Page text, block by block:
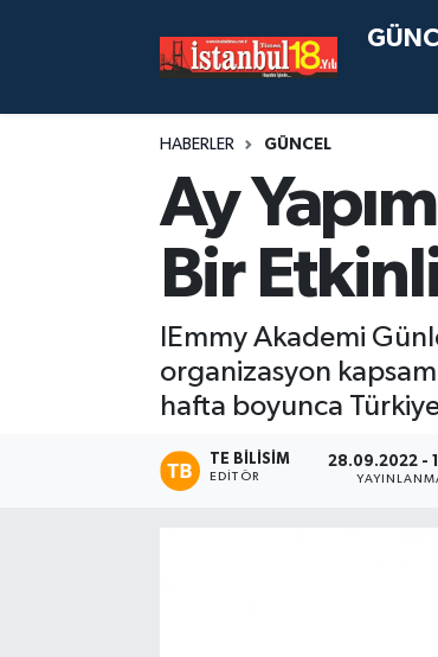
HABERLER GÜNCEL
Ay
Bir
IEmmy Akademi
organizasyon
hafta boyunca
TE BILISIM
EDITÖR
28.09.2022 -